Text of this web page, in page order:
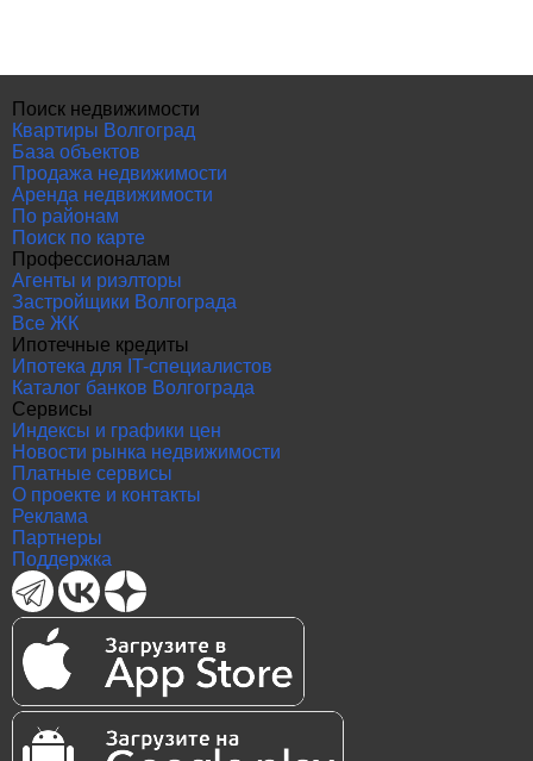
Поиск недвижимости
Квартиры Волгоград
База объектов
Продажа недвижимости
Аренда недвижимости
По районам
Поиск по карте
Профессионалам
Агенты и риэлторы
Застройщики Волгограда
Все ЖК
Ипотечные кредиты
Ипотека для IT-специалистов
Каталог банков Волгограда
Сервисы
Индексы и графики цен
Новости рынка недвижимости
Платные сервисы
О проекте и контакты
Реклама
Партнеры
Поддержка